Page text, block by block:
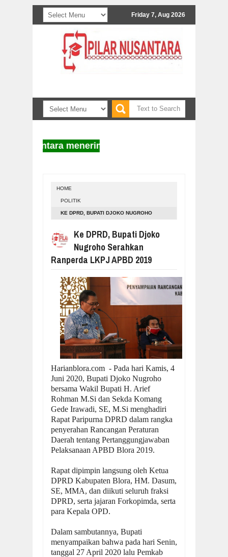
Friday 7, Aug 2026
menerima naskah untuk diterbitkan.
HOME
POLITIK
KE DPRD, BUPATI DJOKO NUGROHO
Ke DPRD, Bupati Djoko
Nugroho Serahkan
Ranperda LKPJ APBD 2019
Harianblora.com - Pada hari Kamis, 4
Juni 2020, Bupati Djoko Nugroho
bersama Wakil Bupati H. Arief
Rohman M.Si dan Sekda Komang
Gede Irawadi, SE, M.Si menghadiri
Rapat Paripurna DPRD dalam rangka
penyerahan Rancangan Peraturan
Daerah tentang Pertanggungjawaban
Pelaksanaan APBD Blora 2019.
Rapat dipimpin langsung oleh Ketua
DPRD Kabupaten Blora, HM. Dasum,
SE, MMA, dan diikuti seluruh fraksi
DPRD, serta jajaran Forkopimda, serta
para Kepala OPD.
Dalam sambutannya, Bupati
menyampaikan bahwa pada hari Senin,
tanggal 27 April 2020 lalu Pemkab